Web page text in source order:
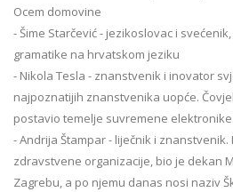
Ocem domovine
- Šime Starčević - jezikoslovac i
gramatike na hrvatskom jeziku
- Nikola Tesla - znanstvenik i inovator
najpoznatijih znanstvenika uopće.
postavio temelje suvremene elektronike
- Andrija Štampar - liječnik i
zdravstvene organizacije, bio je dekan
Zagrebu, a po njemu danas nosi naziv